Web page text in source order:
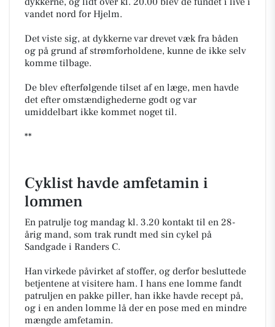
vandet nord for Hjelm.
Det viste sig, at dykkerne var drevet væk fra båden
og på grund af strømforholdene, kunne de ikke selv
komme tilbage.
De blev efterfølgende tilset af en læge, men havde
det efter omstændighederne godt og var
umiddelbart ikke kommet noget til.
**
Cyklist havde amfetamin i
lommen
En patrulje tog mandag kl. 3.20 kontakt til en 28-
årig mand, som trak rundt med sin cykel på
Sandgade i Randers C.
Han virkede påvirket af stoffer, og derfor besluttede
betjentene at visitere ham. I hans ene lomme fandt
patruljen en pakke piller, han ikke havde recept på,
og i en anden lomme lå der en pose med en mindre
mængde amfetamin.